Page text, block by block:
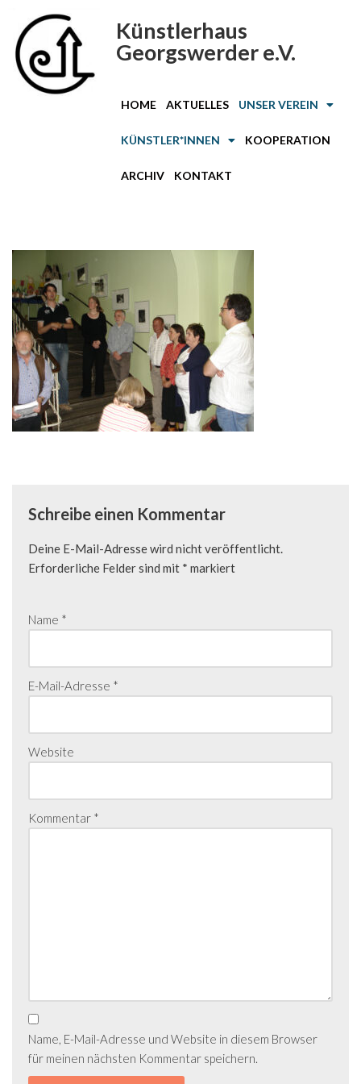
Zum
Inhalt
springen
Künstlerhaus
Georgswerder e.V.
HOME AKTUELLES UNSER VEREIN
KÜNSTLER*INNEN KOOPERATION
ARCHIV KONTAKT
Schreibe einen Kommentar
Deine E-Mail-Adresse wird nicht veröffentlicht.
Erforderliche Felder sind mit * markiert
Name *
E-Mail-Adresse *
Website
Kommentar *
Name, E-Mail-Adresse und Website in diesem Browser
für meinen nächsten Kommentar speichern.